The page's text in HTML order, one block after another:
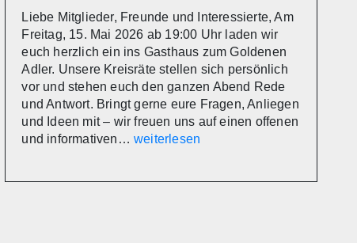
Liebe Mitglieder, Freunde und Interessierte, Am
Freitag, 15. Mai 2026 ab 19:00 Uhr laden wir
euch herzlich ein ins Gasthaus zum Goldenen
Adler. Unsere Kreisräte stellen sich persönlich
vor und stehen euch den ganzen Abend Rede
und Antwort. Bringt gerne eure Fragen, Anliegen
und Ideen mit – wir freuen uns auf einen offenen
und informativen… Infoabend:
weiterlesen